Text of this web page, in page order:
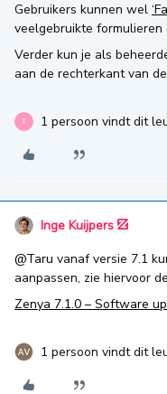
Gebruikers kunnen wel
veelgebruikte formulieren
Verder kun je als
aan de rechterkant van
T 1 persoon vindt dit
Inge Kuijpers
@Taru vanaf versie 7.1
aanpassen, zie hiervoor
Zenya 7.1.0 – Software
1 persoon vindt dit